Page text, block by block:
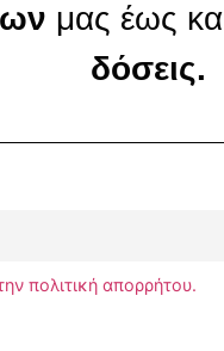
μας έως
δόσεις.
πολιτική απορρήτου.